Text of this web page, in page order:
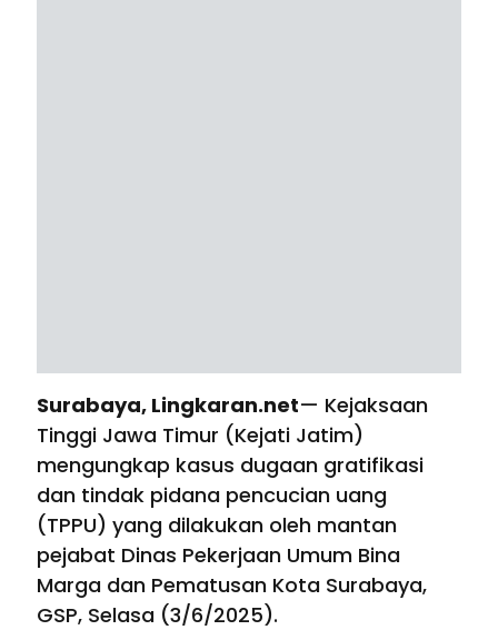
Surabaya, Lingkaran.net— Kejaksaan
Tinggi Jawa Timur (Kejati Jatim)
mengungkap kasus dugaan gratifikasi
dan tindak pidana pencucian uang
(TPPU) yang dilakukan oleh mantan
pejabat Dinas Pekerjaan Umum Bina
Marga dan Pematusan Kota Surabaya,
GSP, Selasa (3/6/2025).